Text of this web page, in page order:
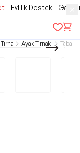
Evlilik Destek
Bakımı
Ayak Tırnak Bakımı